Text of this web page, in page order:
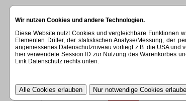
Wir nutzen Cookies und andere Technologien.
Diese Website nutzt Cookies und vergleichbare Funktionen
Elementen Dritter, der statistischen Analyse/Messung, der
angemessenes Datenschutzniveau vorliegt z.B. die USA
hier verwendete Session ID zur Nutzung des Warenkorbes
Link Datenschutz rechts unten.
Kategorien
Rätsel
Rätsel für daheim
Wer ist wie alt?
wer ist weiter weg?
kaputte Sicherung
Kartoffelsackrätsel